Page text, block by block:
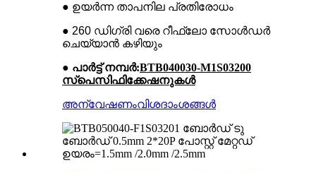
● ഉയർന്ന താപനില പ്രതിരോധം
● 260 ഡിഗ്രി വരെ റീഫ്ലോ സോൾഡർ
ചെയ്യാൻ കഴിയും
● പാർട്ട് നമ്പർ:BTB040030-M1S03200
സ്പെസിഫിക്കേഷനുകൾ
അന്വേഷണംവിശദാംശങ്ങൾ